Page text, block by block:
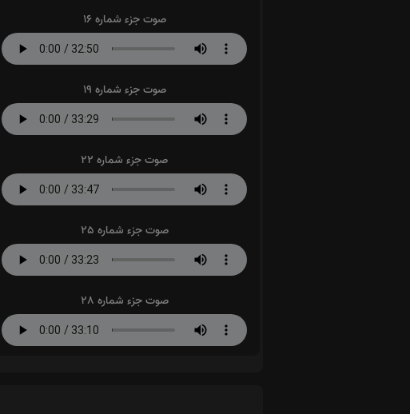
صوت جزء شماره 16
صوت جزء شماره 19
صوت جزء شماره 22
صوت جزء شماره 25
صوت جزء شماره 28